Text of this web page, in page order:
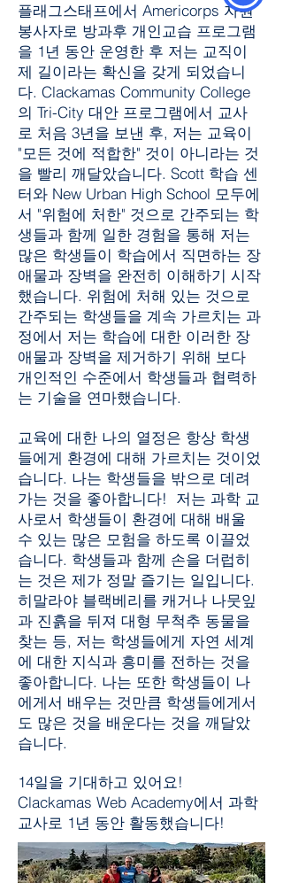
플래그스태프에서 Americorps 자원
봉사자로 방과후 개인교습 프로그램
을 1년 동안 운영한 후 저는 교직이
제 길이라는 확신을 갖게 되었습니
다. Clackamas Community College
의 Tri-City 대안 프로그램에서 교사
로 처음 3년을 보낸 후, 저는 교육이
"모든 것에 적합한" 것이 아니라는 것
을 빨리 깨달았습니다. Scott 학습 센
터와 New Urban High School 모두에
서 "위험에 처한" 것으로 간주되는 학
생들과 함께 일한 경험을 통해 저는
많은 학생들이 학습에서 직면하는 장
애물과 장벽을 완전히 이해하기 시작
했습니다. 위험에 처해 있는 것으로
간주되는 학생들을 계속 가르치는 과
정에서 저는 학습에 대한 이러한 장
애물과 장벽을 제거하기 위해 보다
개인적인 수준에서 학생들과 협력하
는 기술을 연마했습니다.
교육에 대한 나의 열정은 항상 학생
들에게 환경에 대해 가르치는 것이었
습니다. 나는 학생들을 밖으로 데려
가는 것을 좋아합니다! 저는 과학 교
사로서 학생들이 환경에 대해 배울
수 있는 많은 모험을 하도록 이끌었
습니다. 학생들과 함께 손을 더럽히
는 것은 제가 정말 즐기는 일입니다.
히말라야 블랙베리를 캐거나 나뭇잎
과 진흙을 뒤져 대형 무척추 동물을
찾는 등, 저는 학생들에게 자연 세계
에 대한 지식과 흥미를 전하는 것을
좋아합니다. 나는 또한 학생들이 나
에게서 배우는 것만큼 학생들에게서
도 많은 것을 배운다는 것을 깨달았
습니다.
14일을 기대하고 있어요!
Clackamas Web Academy에서 과학
교사로 1년 동안 활동했습니다!